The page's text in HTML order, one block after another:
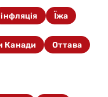
інфляція Їжа
Канади Оттава